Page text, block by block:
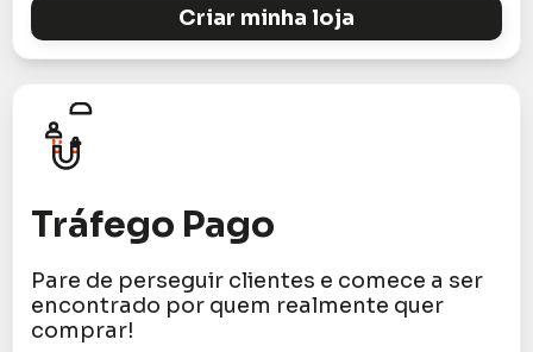
Criar minha loja
Tráfego Pago
Pare de perseguir clientes e comece a ser
encontrado por quem realmente quer
comprar!